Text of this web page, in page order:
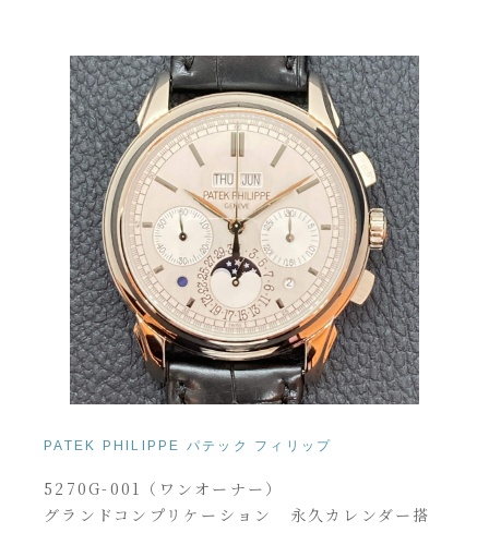
PATEK PHILIPPE パテック フィリップ
5270G-001（ワンオーナー）
グランドコンプリケーション 永久カレンダー搭